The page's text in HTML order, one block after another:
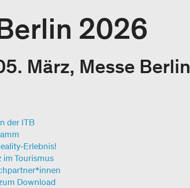
2026
März, Messe
der ITB
Tourismus
Download